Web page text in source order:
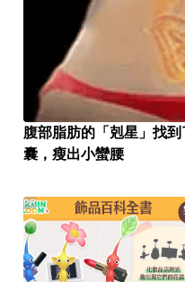
腹部脂肪的「剋星」找
囊，瘦出小蠻腰
PR